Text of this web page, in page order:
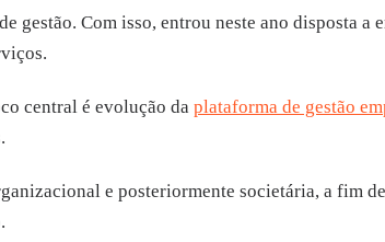
Com isso, entrou neste ano disposta a
central é evolução da plataforma de gestão
e posteriormente societária, a fim